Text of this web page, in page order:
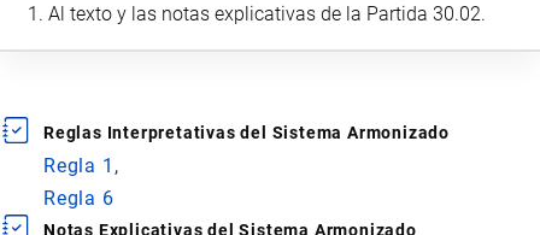
Al texto y las notas explicativas de la Partida 30.02.
Reglas Interpretativas del Sistema Armonizado
Regla 1
Regla 6
Notas Explicativas del Sistema Armonizado